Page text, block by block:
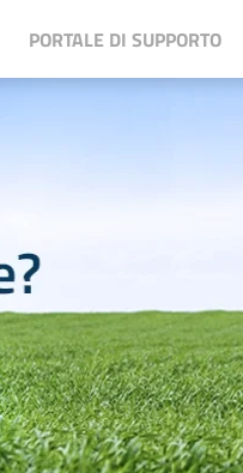
PORTALE DI SUPPORTO